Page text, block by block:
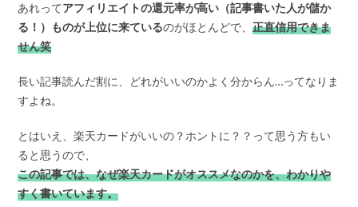
あれってアフィリエイトの還元率が高い（記事書いた人が儲か
る！）ものが上位に来ているのがほとんどで、正直信用できま
せん笑
長い記事読んだ割に、どれがいいのかよく分からん…ってなりま
すよね。
とはいえ、楽天カードがいいの？ホントに？？って思う方もい
ると思うので、
この記事では、なぜ楽天カードがオススメなのかを、わかりや
すく書いています。